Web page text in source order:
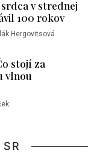
v strednej
100 rokov
Hergovitsová
stojí za
vlnou